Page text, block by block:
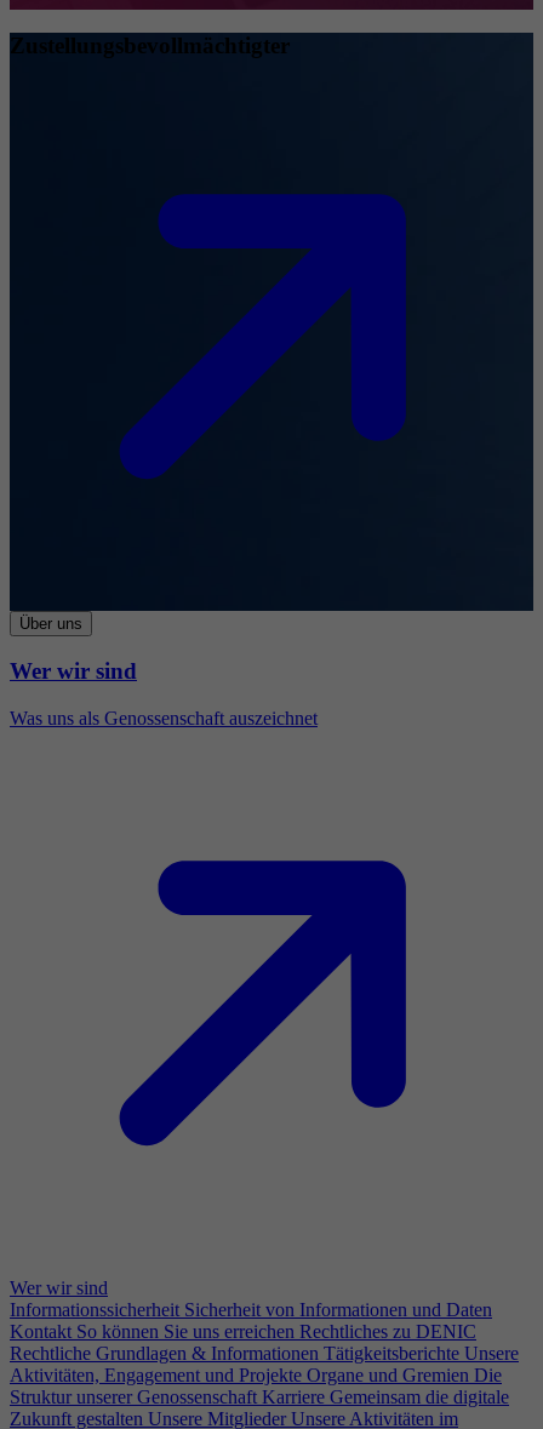
Zustellungsbevollmächtigter
Über uns
Wer wir sind
Was uns als Genossenschaft auszeichnet
Wer wir sind
Informationssicherheit Sicherheit von Informationen und Daten
Kontakt So können Sie uns erreichen Rechtliches zu DENIC
Rechtliche Grundlagen & Informationen Tätigkeitsberichte Unsere
Aktivitäten, Engagement und Projekte Organe und Gremien Die
Struktur unserer Genossenschaft Karriere Gemeinsam die digitale
Zukunft gestalten Unsere Mitglieder Unsere Aktivitäten im